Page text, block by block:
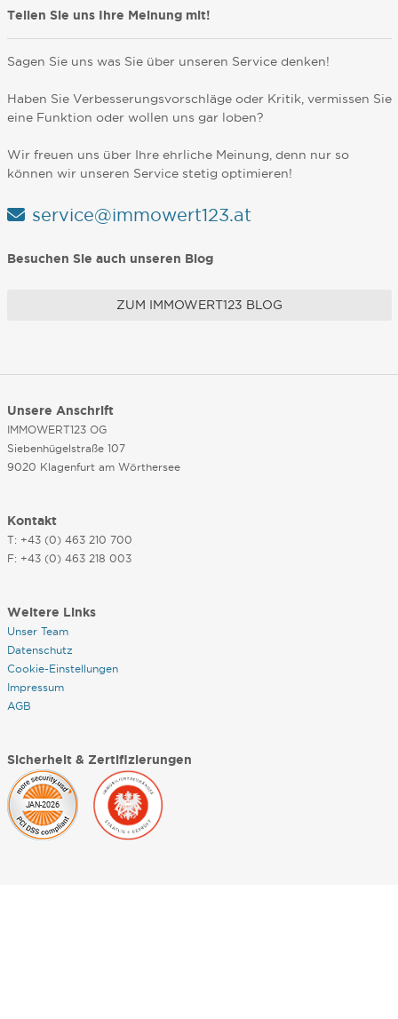
Teilen Sie uns Ihre Meinung mit!
Sagen Sie uns was Sie über unseren Service denken!
Haben Sie Verbesserungsvorschläge oder Kritik, vermissen Sie
eine Funktion oder wollen uns gar loben?
Wir freuen uns über Ihre ehrliche Meinung, denn nur so
können wir unseren Service stetig optimieren!
service@immowert123.at
Besuchen Sie auch unseren Blog
ZUM IMMOWERT123 BLOG
Unsere Anschrift
IMMOWERT123 OG
Siebenhügelstraße 107
9020 Klagenfurt am Wörthersee
Kontakt
T: +43 (0) 463 210 700
F: +43 (0) 463 218 003
Weitere Links
Unser Team
Datenschutz
Cookie-Einstellungen
Impressum
AGB
Sicherheit & Zertifizierungen